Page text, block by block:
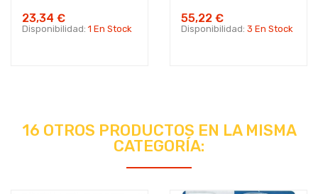
23,34 €
Disponibilidad: 1 En Stock
55,22 €
Disponibilidad: 3 En Stock
16 OTROS PRODUCTOS EN LA MISMA
CATEGORÍA: